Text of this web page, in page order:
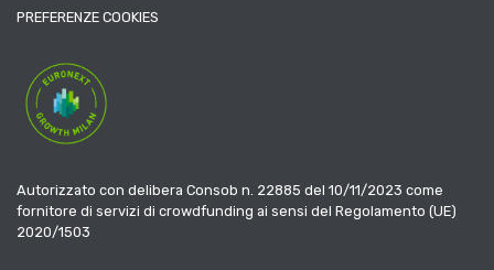
PREFERENZE COOKIES
Autorizzato con delibera Consob n. 22885 del 10/11/2023 come
fornitore di servizi di crowdfunding ai sensi del Regolamento (UE)
2020/1503